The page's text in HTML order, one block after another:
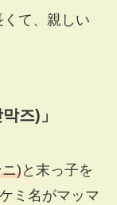
て、親しい
즈)」
)と末っ子を
ミ名がマッマ